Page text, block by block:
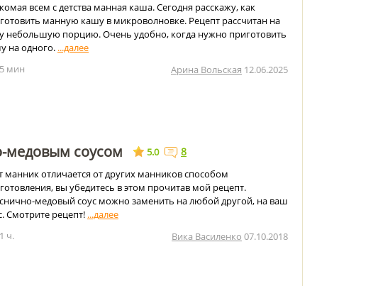
всем с детства манная каша. Сегодня расскажу, как
манную кашу в микроволновке. Рецепт рассчитан на
небольшую порцию. Очень удобно, когда нужно приготовить
на одного.
5 мин
Арина Вольская 12.06.2025
медовым соусом 5.0 8
манник отличается от других манников способом
вы убедитесь в этом прочитав мой рецепт.
медовый соус можно заменить на любой другой, на ваш
Смотрите рецепт!
1 ч.
Вика Василенко 07.10.2018